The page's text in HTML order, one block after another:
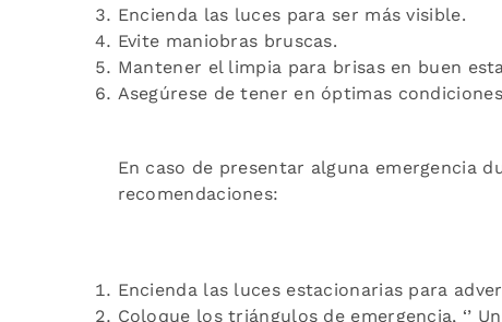
⁠Encienda las luces para ser más visible.
⁠Evite maniobras bruscas.
⁠Mantener el limpia para brisas en buen
Asegúrese de tener en óptimas
En caso de presentar alguna emergencia
recomendaciones:
Encienda las luces estacionarias para
Coloque los triángulos de emergencia, ‘’